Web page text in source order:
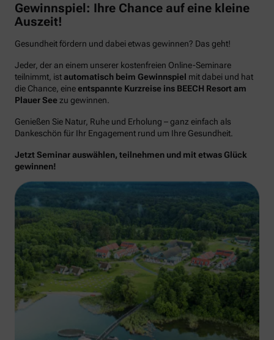
Gewinnspiel: Ihre Chance auf eine kleine
Auszeit!
Gesundheit fördern und dabei etwas gewinnen? Das geht!
Jeder, der an einem unserer kostenfreien Online-Seminare
teilnimmt, istautomatisch beim Gewinnspiel mit dabei und hat
die Chance, eineentspannte Kurzreise ins BEECH Resort am
Plauer Seezu gewinnen.
Genießen Sie Natur, Ruhe und Erholung – ganz einfach als
Dankeschön für Ihr Engagement rund um Ihre Gesundheit.
Jetzt Seminar auswählen, teilnehmen und mit etwas Glück
gewinnen!